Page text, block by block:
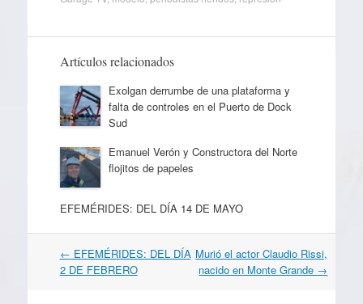
Artículos relacionados
Exolgan derrumbe de una plataforma y
falta de controles en el Puerto de Dock
Sud
Emanuel Verón y Constructora del Norte
flojitos de papeles
EFEMÉRIDES: DEL DÍA 14 DE MAYO
Navegación
por
← EFEMÉRIDES: DEL DÍA
2 DE FEBRERO
Murió el actor Claudio Rissi,
nacido en Monte Grande →